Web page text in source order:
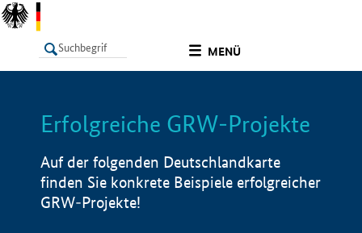
MENÜ
LISTE Info
Erfolgreiche GRW-Projekte
Auf der folgenden Deutschlandkarte
finden Sie konkrete Beispiele erfolgreicher
GRW-Projekte!